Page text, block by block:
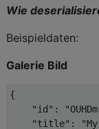
Wie
Beispieldaten:
Galerie Bild
{
"id" :
"title" :